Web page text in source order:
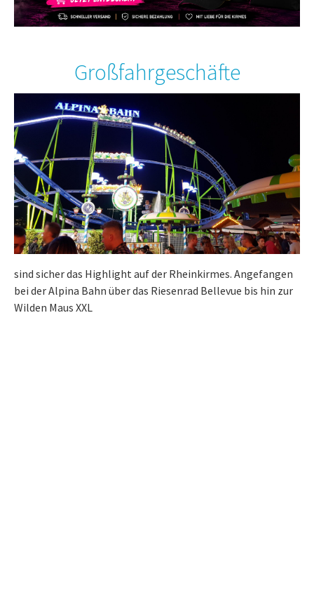
Großfahrgeschäfte
sind sicher das Highlight auf der Rheinkirmes. Angefangen
bei der Alpina Bahn über das Riesenrad Bellevue bis hin zur
Wilden Maus XXL